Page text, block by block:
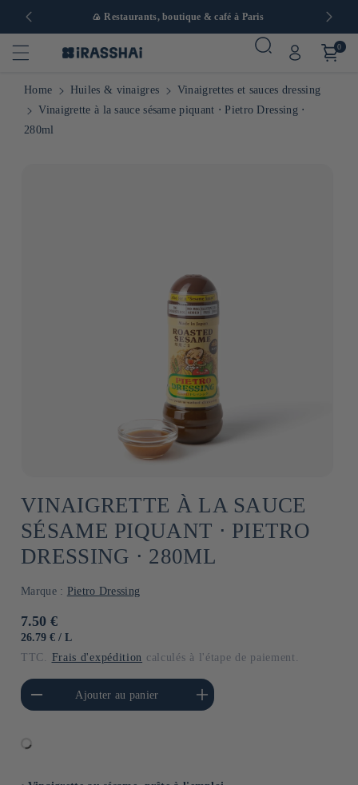
Europe 🍙 Restaurants, boutique & café à Paris
0
Home Huiles & vinaigres
Vinaigrettes et sauces dressing
Vinaigrette à la sauce sésame piquant ⋅ Pietro Dressing ⋅
280ml
VINAIGRETTE À LA SAUCE
SÉSAME PIQUANT ⋅ PIETRO
DRESSING ⋅ 280ML
Marque : Pietro Dressing
Prix
habituel
7.50 €
PRIX
26.79 € / PAR
L
TTC. Frais d'expédition calculés à l'étape de paiement.
quantité de Default
Title
Ajouter au panier
Augmenter la quantité de
Default Title